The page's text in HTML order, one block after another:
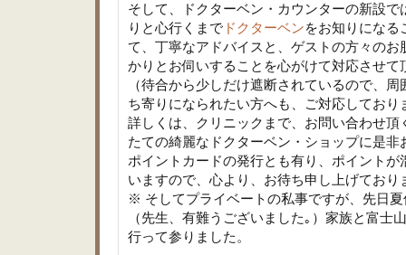
そして、ドクターベン・カウンターの新設
りと心行くまで ドクターベンをお知りになる
て、丁寧なアドバイスと、ゲストの方々のお
かりとお伺いすることを心がけて対応させて
（待合から少しだけ遮断されているので、
ち寄りになられたい方へも、ご対応しており
詳しくは、クリニックまで、お問い合わせ頂
たての綺麗なドクターベン・ショップに是非
ポイントカードの発行とも有り、ポイント
いますので、心より、お待ち申し上げており
※ そしてプライベートの私事ですが、先日
（先生、有難うございました｡）家族と富士
行って参りました。